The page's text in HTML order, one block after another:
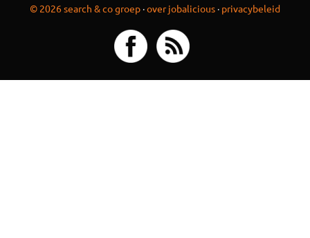
© 2026 search & co groep ·over jobalicious · privacybeleid